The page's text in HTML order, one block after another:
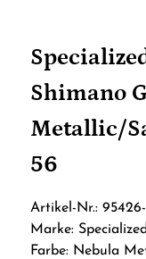
Shimano
Metallic/
56
Artikel-Nr.:
Marke: Specialized
Farbe: Nebula